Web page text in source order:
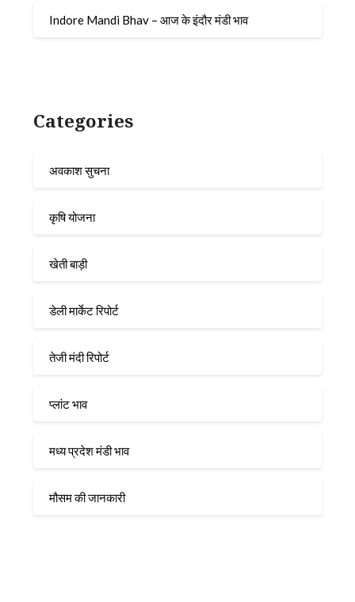
Indore Mandi Bhav – आज के इंदौर मंडी भाव
Categories
अवकाश सुचना
कृषि योजना
खेती बाड़ी
डेली मार्केट रिपोर्ट
तेजी मंदी रिपोर्ट
प्लांट भाव
मध्य प्रदेश मंडी भाव
मौसम की जानकारी